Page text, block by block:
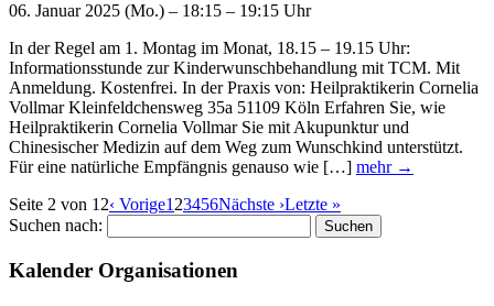
06. Januar 2025 (Mo.) – 18:15 – 19:15 Uhr
In der Regel am 1. Montag im Monat, 18.15 – 19.15 Uhr:
Informationsstunde zur Kinderwunschbehandlung mit TCM. Mit
Anmeldung. Kostenfrei. In der Praxis von: Heilpraktikerin Cornelia
Vollmar Kleinfeldchensweg 35a 51109 Köln Erfahren Sie, wie
Heilpraktikerin Cornelia Vollmar Sie mit Akupunktur und
Chinesischer Medizin auf dem Weg zum Wunschkind unterstützt.
Für eine natürliche Empfängnis genauso wie […] mehr →
Seite 2 von 12‹ Vorige1 23456Nächste ›Letzte »
Suchen nach:
Kalender Organisationen